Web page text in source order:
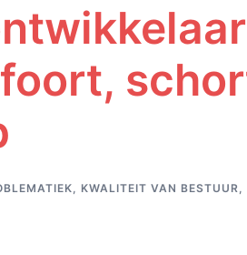
, KWALITEIT VAN BESTUUR,